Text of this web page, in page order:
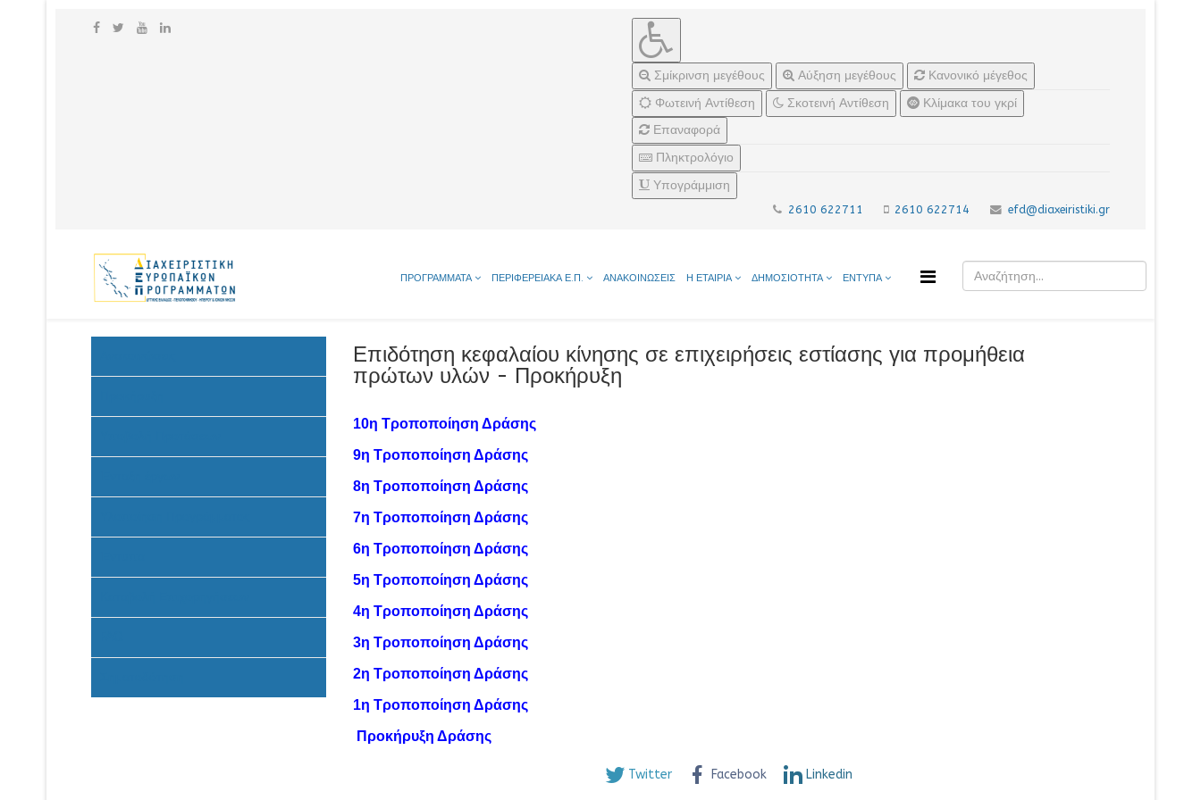
Σμίκρινση μεγέθους Αύξηση μεγέθους
Κανονικό μέγεθος
Φωτεινή Αντίθεση
Σκοτεινή Αντίθεση
Κλίμακα του γκρί
Επαναφορά
Πληκτρολόγιο
Υπογράμμιση
2610 622711 2610 622714 efd@diaxeiristiki.gr
ΠΡΟΓΡΑΜΜΑΤΑ ΠΕΡΙΦΕΡΕΙΑΚΑ Ε.Π. ΑΝΑΚΟΙΝΩΣΕΙΣ Η ΕΤΑΙΡΙΑ ΔΗΜΟΣΙΟΤΗΤΑ ΕΝΤΥΠΑ
Επιδότηση κεφαλαίου κίνησης σε επιχειρήσεις εστίασης για προμήθεια
πρώτων υλών - Προκήρυξη
10η Τροποποίηση Δράσης
9η Τροποποίηση Δράσης
8η Τροποποίηση Δράσης
7η Τροποποίηση Δράσης
6η Τροποποίηση Δράσης
5η Τροποποίηση Δράσης
4η Τροποποίηση Δράσης
3η Τροποποίηση Δράσης
2η Τροποποίηση Δράσης
1η Τροποποίηση Δράσης
Προκήρυξη Δράσης
Twitter Facebook Linkedin